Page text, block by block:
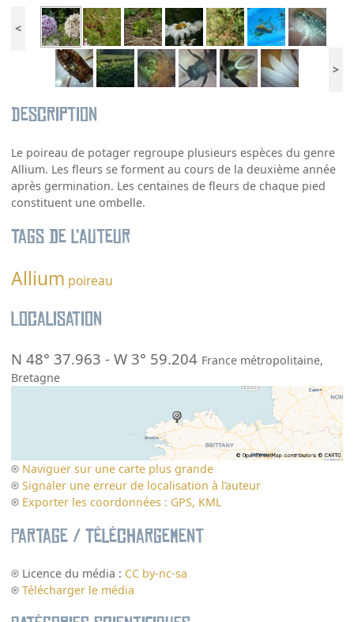
<
>
Description
Le poireau de potager regroupe plusieurs espèces du genre
Allium. Les fleurs se forment au cours de la deuxième année
après germination. Les centaines de fleurs de chaque pied
constituent une ombelle.
Tags de l’auteur
Allium poireau
Localisation
N 48° 37.963 -W 3° 59.204 France métropolitaine,
Bretagne
Naviguer sur une carte plus grande
Signaler une erreur de localisation à l’auteur
Exporter les coordonnées : GPS, KML
Partage / Téléchargement
Licence du média : CC by-nc-sa
Télécharger le média